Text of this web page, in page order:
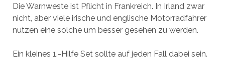
Die Warnweste ist Pflicht in Frankreich. In Irland zwar
nicht, aber viele irische und englische Motorradfahrer
nutzen eine solche um besser gesehen zu werden.
Ein kleines 1.-Hilfe Set sollte auf jeden Fall dabei sein.